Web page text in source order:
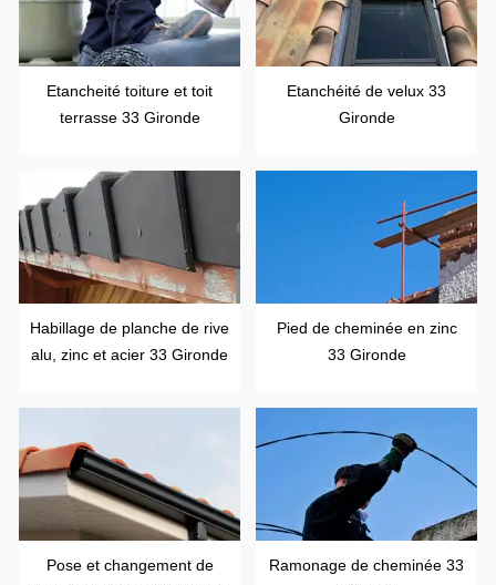
Etancheité toiture et toit
terrasse 33 Gironde
Etanchéité de velux 33
Gironde
Habillage de planche de rive
alu, zinc et acier 33 Gironde
Pied de cheminée en zinc
33 Gironde
Pose et changement de
Ramonage de cheminée 33